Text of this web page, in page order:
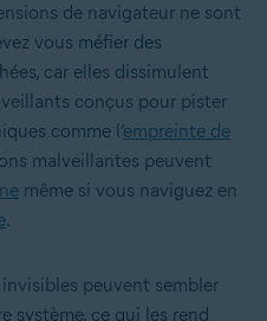
de navigateur ne sont
vous méfier des
car elles dissimulent
conçus pour pister
comme l’empreinte de
malveillantes peuvent
même si vous naviguez en
.
peuvent sembler
système, ce qui les rend